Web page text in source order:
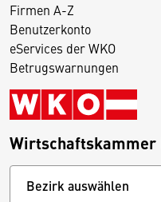
Firmen A-Z
Benutzerkonto
eServices der WKO
Betrugswarnungen